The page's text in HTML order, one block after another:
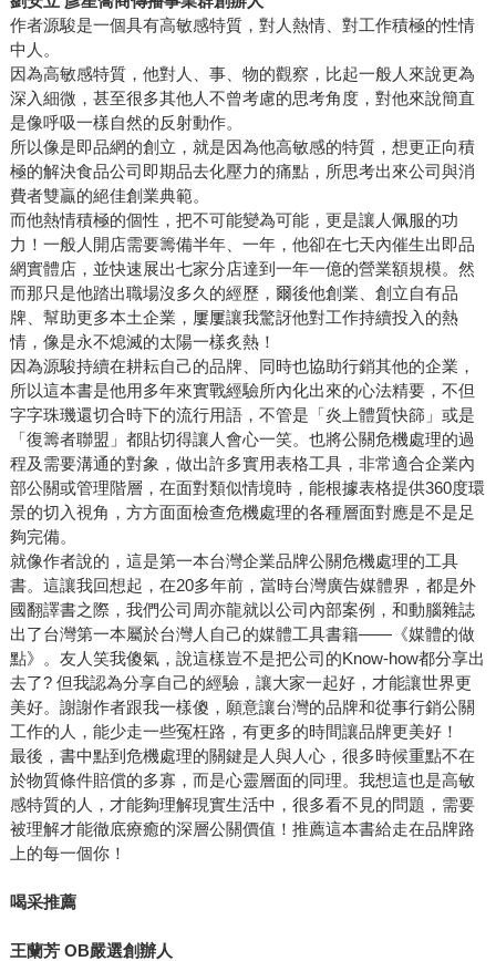
作者源駿是一個具有高敏感特質，對人熱情、對工作積極的性情
中人。
因為高敏感特質，他對人、事、物的觀察，比起一般人來說更為
深入細微，甚至很多其他人不曾考慮的思考角度，對他來說簡直
是像呼吸一樣自然的反射動作。
所以像是即品網的創立，就是因為他高敏感的特質，想更正向積
極的解決食品公司即期品去化壓力的痛點，所思考出來公司與消
費者雙贏的絕佳創業典範。
而他熱情積極的個性，把不可能變為可能，更是讓人佩服的功
力！一般人開店需要籌備半年、一年，他卻在七天內催生出即品
網實體店，並快速展出七家分店達到一年一億的營業額規模。然
而那只是他踏出職場沒多久的經歷，爾後他創業、創立自有品
牌、幫助更多本土企業，屢屢讓我驚訝他對工作持續投入的熱
情，像是永不熄滅的太陽一樣炙熱！
因為源駿持續在耕耘自己的品牌、同時也協助行銷其他的企業，
所以這本書是他用多年來實戰經驗所內化出來的心法精要，不但
字字珠璣還切合時下的流行用語，不管是「炎上體質快篩」或是
「復籌者聯盟」都貼切得讓人會心一笑。也將公關危機處理的過
程及需要溝通的對象，做出許多實用表格工具，非常適合企業內
部公關或管理階層，在面對類似情境時，能根據表格提供360度環
景的切入視角，方方面面檢查危機處理的各種層面對應是不是足
夠完備。
就像作者說的，這是第一本台灣企業品牌公關危機處理的工具
書。這讓我回想起，在20多年前，當時台灣廣告媒體界，都是外
國翻譯書之際，我們公司周亦龍就以公司內部案例，和動腦雜誌
出了台灣第一本屬於台灣人自己的媒體工具書籍――《媒體的做
點》。友人笑我傻氣，說這樣豈不是把公司的Know-how都分享出
去了? 但我認為分享自己的經驗，讓大家一起好，才能讓世界更
美好。謝謝作者跟我一樣傻，願意讓台灣的品牌和從事行銷公關
工作的人，能少走一些冤枉路，有更多的時間讓品牌更美好！
最後，書中點到危機處理的關鍵是人與人心，很多時候重點不在
於物質條件賠償的多寡，而是心靈層面的同理。我想這也是高敏
感特質的人，才能夠理解現實生活中，很多看不見的問題，需要
被理解才能徹底療癒的深層公關價值！推薦這本書給走在品牌路
上的每一個你！
喝采推薦
王蘭芳 OB嚴選創辦人